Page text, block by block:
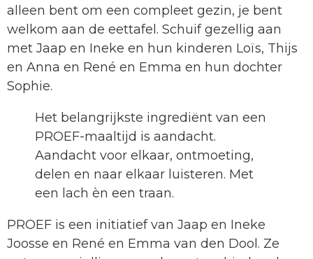
alleen bent om een compleet gezin, je bent
welkom aan de eettafel. Schuif gezellig aan
met Jaap en Ineke en hun kinderen Loïs, Thijs
en Anna en René en Emma en hun dochter
Sophie.
Het belangrijkste ingrediënt van een
PROEF-maaltijd is aandacht.
Aandacht voor elkaar, ontmoeting,
delen en naar elkaar luisteren. Met
een lach èn een traan.
PROEF is een initiatief van Jaap en Ineke
Joosse en René en Emma van den Dool. Ze